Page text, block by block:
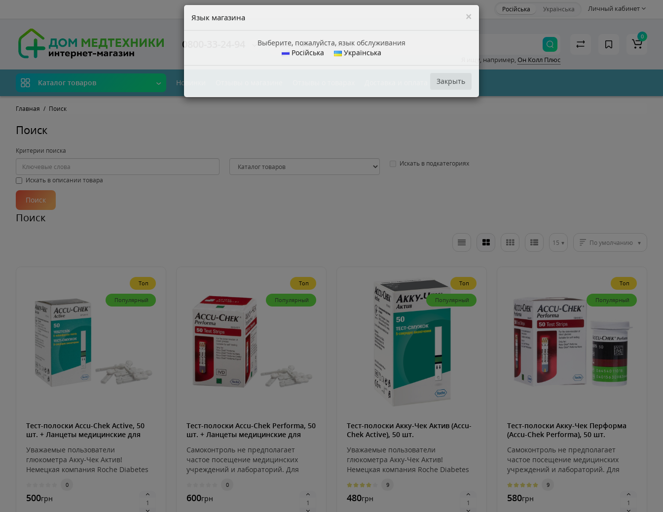
Личный кабинет
Російська Українська
0800-33-24-94
Я ищу, например, Он Колл Плюс
0
Каталог товаров Новинки
Главная Поиск
Выберите, пожалуйста, язык обслуживания
Поиск
Критерии поиска
Искать в подкатегориях
Искать в описании товара
Поиск
15 По умолчанию
Топ
Популярный
Тест-полоски Accu-Chek Active, 50
шт. + Ланцеты медицинские для
Уважаемые пользователи
глюкометра Акку-Чек Актив!
Немецкая компания Roche Diabetes
0
500грн
Топ
Популярный
Тест-полоски Accu-Chek Performa, 50
шт. + Ланцеты медицинские для
Самоконтроль не предполагает
частое посещение медицинских
учреждений и лабораторий. Для
0
600грн
Топ
Популярный
Тест-полоски Акку-Чек Актив (Accu-
Chek Active), 50 шт.
Уважаемые пользователи
глюкометра Акку-Чек Актив!
Немецкая компания Roche Diabetes
9
480грн
Топ
Популярный
Тест-полоски Акку-Чек Перформа
(Accu-Chek Performa), 50 шт.
Самоконтроль не предполагает
частое посещение медицинских
учреждений и лабораторий. Для
9
580грн